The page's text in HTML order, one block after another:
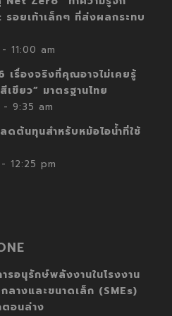
อยเท้าเล็กๆ ที่ส่งผลกระทบ
11:00 am
เรื่องจริงที่คุณอาจไม่เคยรู้
เขียว” มาตรฐานไทย
9:35 am
ดต้นทุนสำหรับหม้อไอน้ำที่ใช้
12:25 pm
รอนุรักษ์พลังงานในโรงงาน
ลางและขนาดเล็ก (SMEs)
อนล่าง